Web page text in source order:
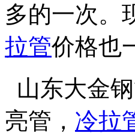
多的一次。
拉管价格也
山东大金
亮管， 冷拉